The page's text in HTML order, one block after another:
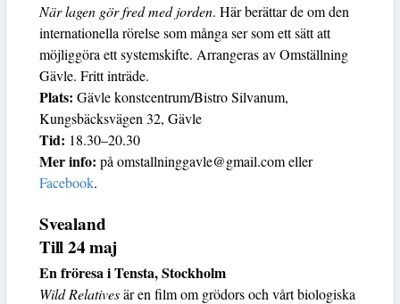
När lagen gör fred med jorden. Här berättar de om den
internationella rörelse som många ser som ett sätt att
möjliggöra ett systemskifte. Arrangeras av Omställning
Gävle. Fritt inträde.
Plats: Gävle konstcentrum/Bistro Silvanum,
Kungsbäcksvägen 32, Gävle
Tid: 18.30–20.30
Mer info: på omstallninggavle@gmail.com eller
Facebook.
Svealand
Till 24 maj
En fröresa i Tensta, Stockholm
Wild Relativesär en film om grödors och vårt biologiska